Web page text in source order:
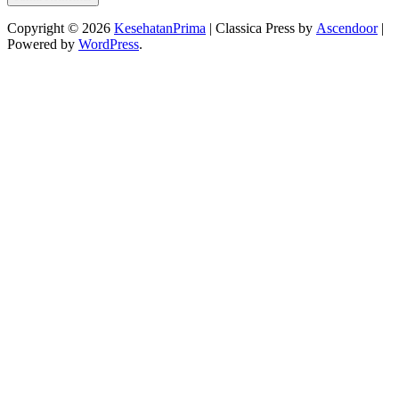
Copyright © 2026 KesehatanPrima | Classica Press by Ascendoor|
Powered by WordPress.